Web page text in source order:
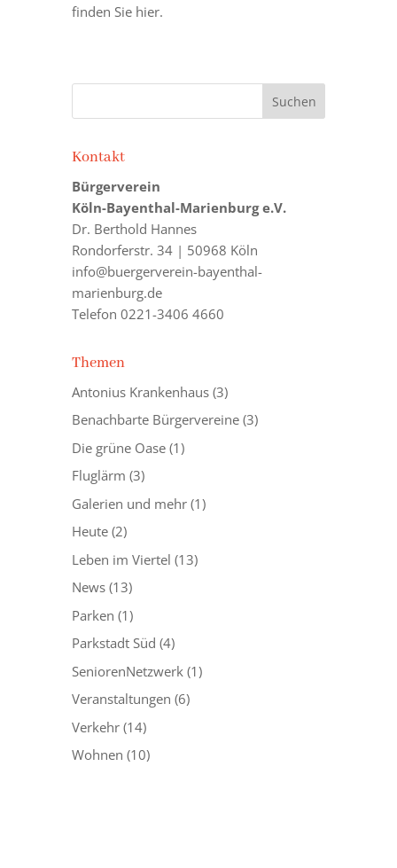
finden Sie hier.
Kontakt
Bürgerverein
Köln-Bayenthal-Marienburg e.V.
Dr. Berthold Hannes
Rondorferstr. 34 | 50968 Köln
info@buergerverein-bayenthal-
marienburg.de
Telefon 0221-3406 4660
Themen
Antonius Krankenhaus(3)
Benachbarte Bürgervereine(3)
Die grüne Oase(1)
Fluglärm (3)
Galerien und mehr(1)
Heute(2)
Leben im Viertel (13)
News(13)
Parken (1)
Parkstadt Süd (4)
SeniorenNetzwerk (1)
Veranstaltungen (6)
Verkehr(14)
Wohnen (10)